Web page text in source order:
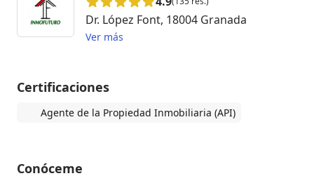
Dr. López Font, 18004 Granada
Ver más
Certificaciones
Agente de la Propiedad Inmobiliaria (API)
Conóceme